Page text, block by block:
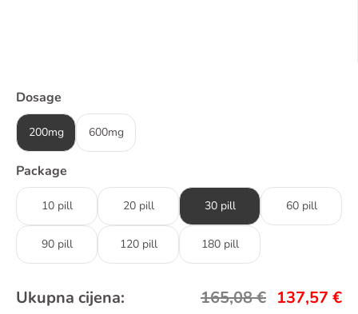
Dosage
200mg 600mg
Package
10 pill 20 pill 30 pill 60 pill
90 pill 120 pill 180 pill
Ukupna cijena: 165,08€ 137,57 €